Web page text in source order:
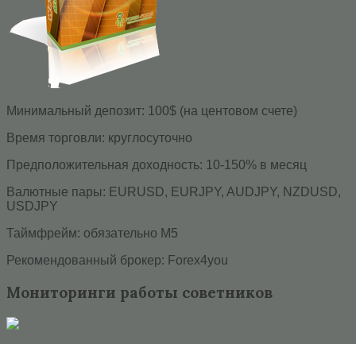
Минимальный депозит: 100$ (на центовом счете)
Время торговли: круглосуточно
Предположительная доходность: 10-150% в месяц
Валютные пары: EURUSD, EURJPY, AUDJPY, NZDUSD,
USDJPY
Таймфрейм: обязательно М5
Рекомендованный брокер: Forex4you
Мониторинги работы советников